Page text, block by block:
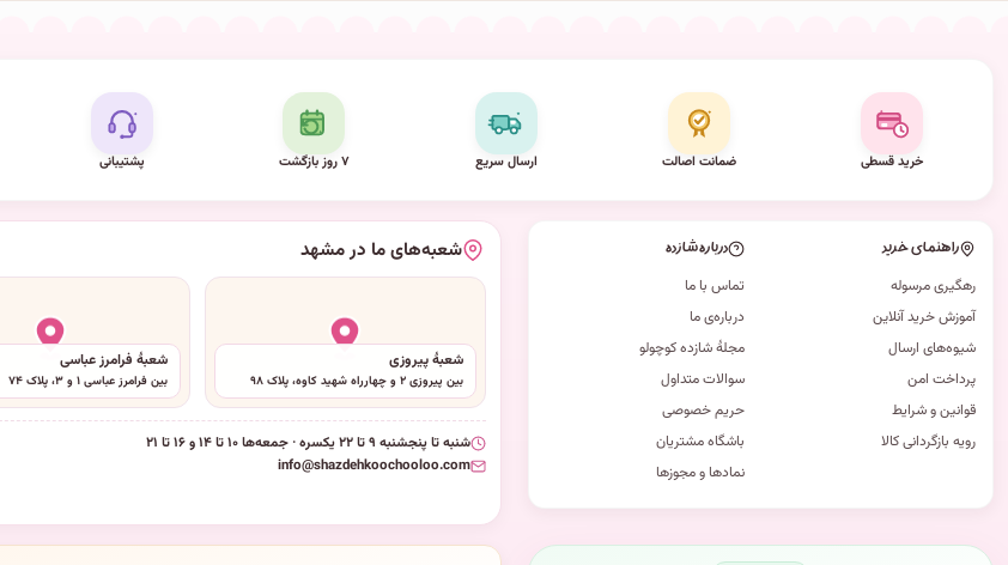
خرید قسطی ضمانت اصالت ارسال سریع ۷ روز بازگشت پشتیبانی
راهنمای خرید
رهگیری مرسوله
آموزش خرید آنلاین
شیوه‌های ارسال
پرداخت امن
قوانین و شرایط
رویه بازگردانی کالا
درباره شازده
تماس با ما
درباره‌ی ما
مجلهٔ شازده کوچولو
سوالات متداول
حریم خصوصی
باشگاه مشتریان
نمادها و مجوزها
شعبه‌های ما در مشهد
شعبهٔ پیروزی
بین پیروزی ۲ و چهارراه شهید کاوه، پلاک ۹۸
شعبهٔ فرامرز عباسی
بین فرامرز عباسی ۱ و ۳، پلاک ۷۴
شنبه تا پنجشنبه ۹ تا ۲۲ یکسره · جمعه‌ها ۱۰ تا ۱۴ و ۱۶ تا ۲۱
info@shazdehkoochooloo.com